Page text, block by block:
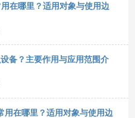
在哪里？适用对象与使用边
备？主要作用与应用范围介
用在哪里？适用对象与使用边